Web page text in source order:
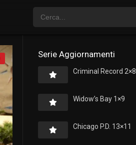
Serie Aggiornamenti
Criminal Record 2×8
Widow’s Bay 1×9
Chicago P.D. 13×11